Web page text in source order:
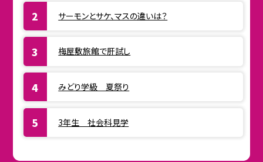
サーモンとサケ、マスの違いは？
梅屋敷旅館で肝試し
みどり学級 夏祭り
3年生 社会科見学